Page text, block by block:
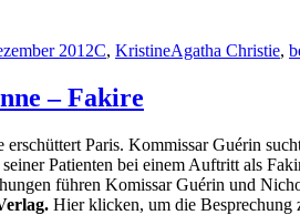
2012C, KristineAgatha Christie,
– Fakire
erschüttert Paris. Kommissar Guérin
Patienten bei einem Auftritt als
führen Komissar Guérin und
Hier klicken, um die Besprechung